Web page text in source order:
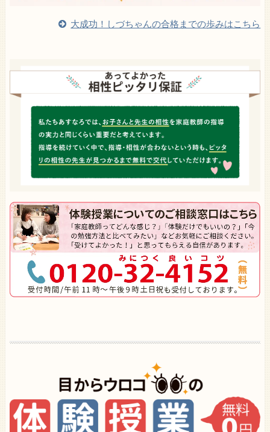
大成功！しづちゃんの合格までの歩みはこちら